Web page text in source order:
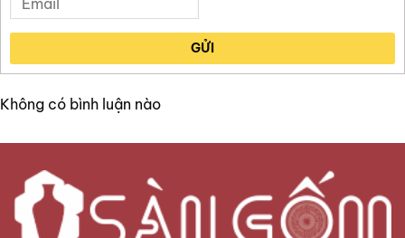
GỬI
Không có bình luận nào